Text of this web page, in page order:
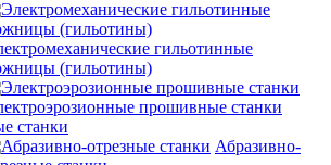
гильотинные
(гильотины)
прошивные станки
станки
Абразивно-